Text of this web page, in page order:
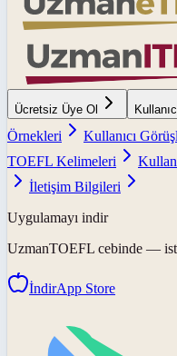
Ücretsiz Üye Ol
Örnekleri
Kullanıcı
TOEFL Kelimeleri
İletişim Bilgileri
Uygulamayı indir
UzmanTOEFL cebinde —
İndirApp Store